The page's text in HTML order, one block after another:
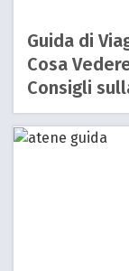
Guida di
Cosa
Consigli